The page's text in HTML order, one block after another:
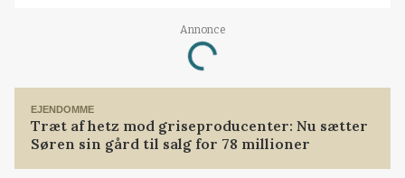
Annonce
Loading...
EJENDOMME
Træt af hetz mod griseproducenter: Nu sætter
Søren sin gård til salg for 78 millioner